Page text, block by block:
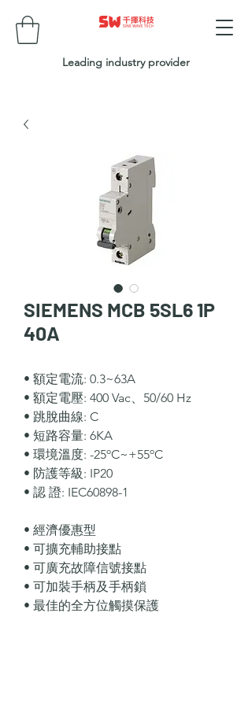
Leading industry provider
SIEMENS MCB 5SL6 1P
40A
• 額定電流: 0.3~63A
• 額定電壓: 400 Vac、50/60 Hz
• 跳脫曲線: C
• 短路容量: 6KA
• 環境溫度: -25ºC~+55ºC
• 防護等級: IP20
• 認 證: IEC60898-1
• 經濟優惠型
• 可擴充輔助接點
• 可廣充故障信號接點
• 可加裝手柄及手柄鎖
• 最佳的全方位觸摸保護